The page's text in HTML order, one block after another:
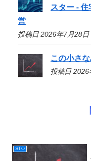
スター -
営
投稿日 2026年7月28日
この小さ
投稿日 2026
STO